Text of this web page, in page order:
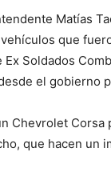
Matías
que
Soldados
el gobierno
Chevrolet
que hacen un